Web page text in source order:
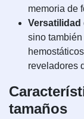
memoria de
Versatilidad
sino
reveladores
tamaños